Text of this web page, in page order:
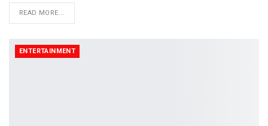
READ MORE...
ENTERTAINMENT